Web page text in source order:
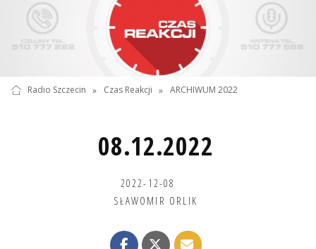
Radio Szczecin » Czas Reakcji » ARCHIWUM 2022
08.12.2022
2022-12-08
SŁAWOMIR ORLIK